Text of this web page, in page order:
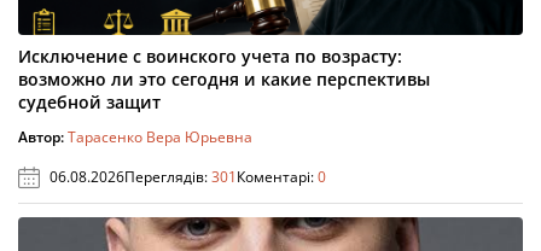
Исключение с воинского учета по возрасту:
возможно ли это сегодня и какие перспективы
судебной защит
Автор:Тарасенко Вера Юрьевна
06.08.2026Переглядів:301Коментарі:0